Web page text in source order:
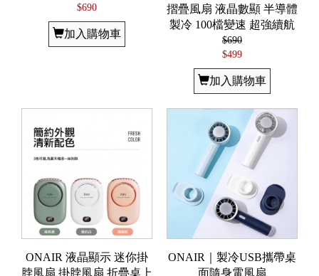
$690
加入購物車
摺疊風扇 液晶數顯 半導體
製冷 100檔變速 超強續航
$690
$499
加入購物車
ONAIR 液晶顯示 迷你掛
脖風扇 掛脖風扇 折疊桌上
ONAIR｜製冷USB攜帶桌
面隨身電風扇